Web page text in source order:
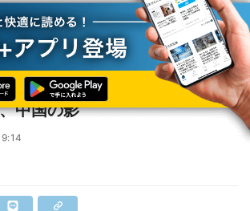
セキュリティ
れるパスワードスプレー攻撃に注意、中国の影
ら行われるパスワードスプレ
中国の影